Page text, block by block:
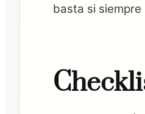
basta si